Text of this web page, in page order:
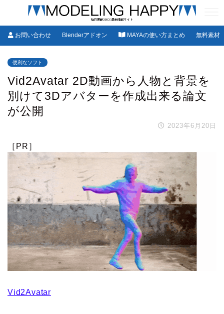
お問い合わせ Blenderアドオン MAYAの使い方まとめ 無料素材
便利なソフト
Vid2Avatar 2D動画から人物と背景を
別けて3Dアバターを作成出来る論文
が公開
2023年6月20日
［PR］
Vid2Avatar